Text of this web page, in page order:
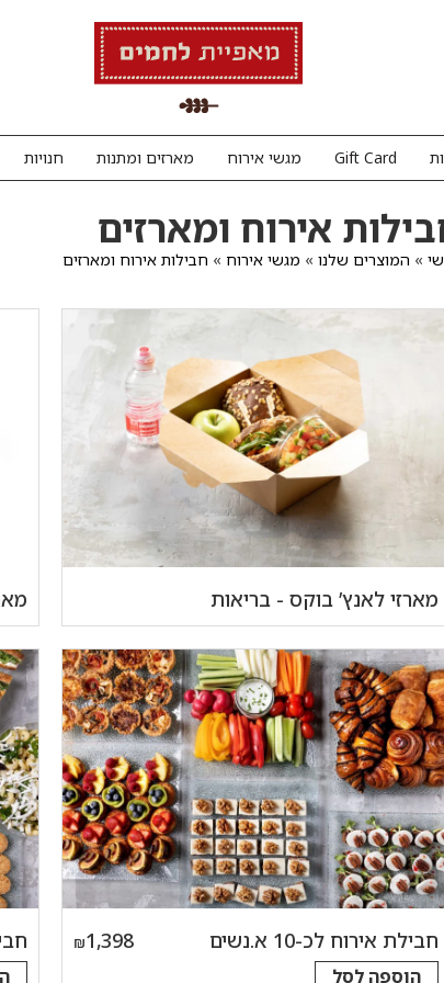
Gift Card מגשי אירוח מארזים ומתנות חנויות
אירוח ומארזים
» המוצרים שלנו » מגשי אירוח » חבילות אירוח ומארזים
מארזי לאנץ’ בוקס - בריאות
חבילת אירוח לכ-10 א.נשים 1,398
₪
הוספה לסל